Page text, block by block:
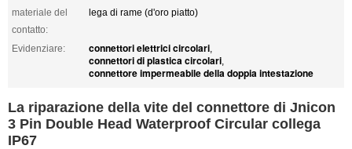
materiale del
contatto:
lega di rame (d'oro piatto)
Evidenziare: connettori elettrici circolari,
connettori di plastica circolari,
connettore impermeabile della doppia intestazione
La riparazione della vite del connettore di Jnicon
3 Pin Double Head Waterproof Circular collega
IP67